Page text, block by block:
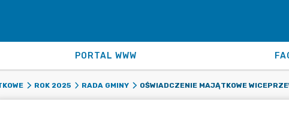
PORTAL WWW
ROK 2025 RADA GMINY